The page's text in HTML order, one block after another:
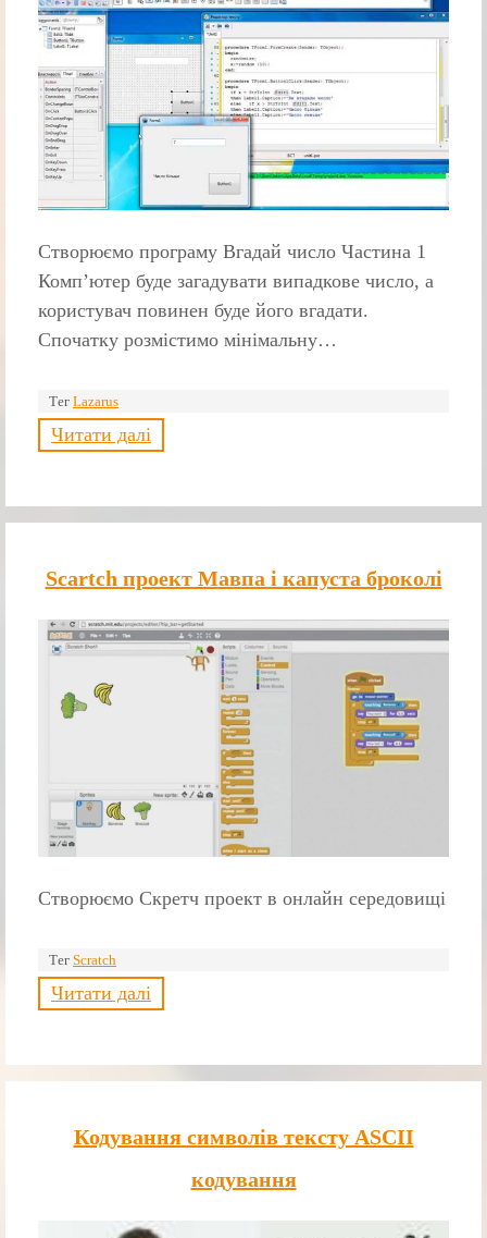
Створюємо програму Вгадай число Частина 1
Комп’ютер буде загадувати випадкове число, а
користувач повинен буде його вгадати.
Спочатку розмістимо мінімальну…
Тег Lazarus
Читати далі
Scartch проект Мавпа і капуста броколі
Створюємо Скретч проект в онлайн середовищі
Тег Scratch
Читати далі
Кодування символів тексту ASCII
кодування